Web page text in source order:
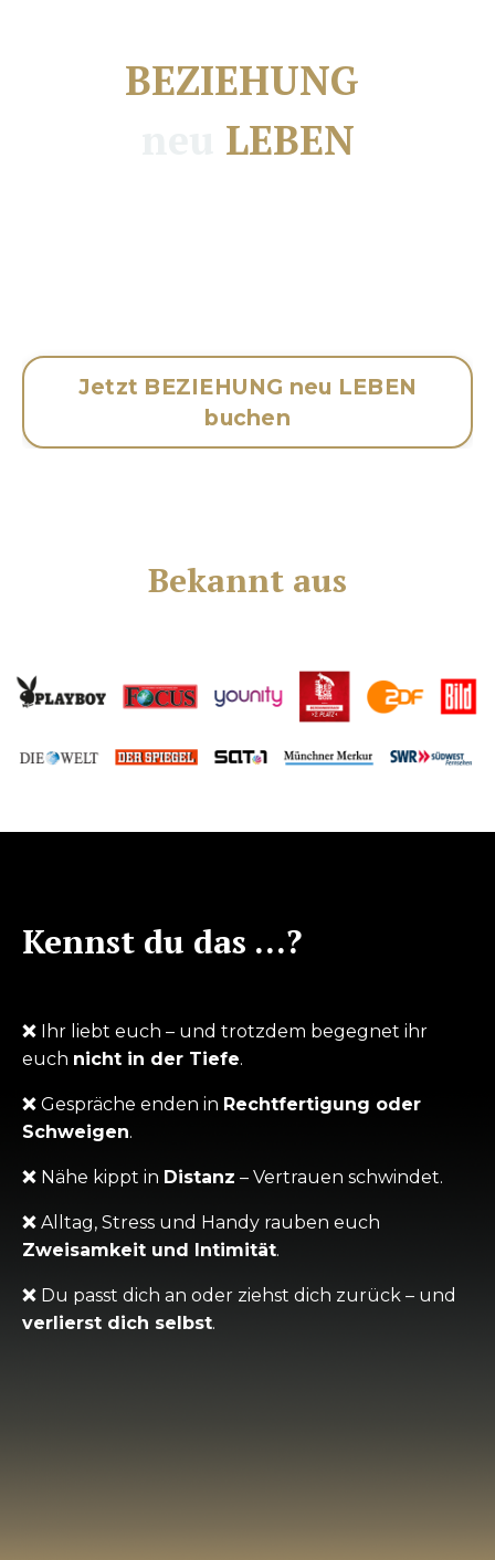
BEZIEHUNG
LEBEN
Jetzt BEZIEHUNG neu LEBEN
buchen
Bekannt aus
Kennst du das …?
❌ Ihr liebt euch – und trotzdem begegnet ihr
euch nicht in der Tiefe.
❌ Gespräche enden in Rechtfertigung oder
Schweigen.
❌ Nähe kippt in Distanz – Vertrauen schwindet.
❌ Alltag, Stress und Handy rauben euch
Zweisamkeit und Intimität.
❌ Du passt dich an oder ziehst dich zurück – und
verlierst dich selbst.